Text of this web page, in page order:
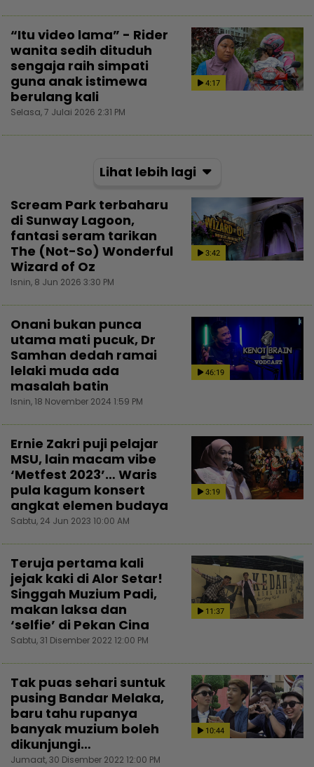
4:17
“Itu video lama” - Rider
wanita sedih dituduh
sengaja raih simpati
guna anak istimewa
berulang kali
Selasa, 7 Julai 2026 2:31 PM
Lihat lebih lagi
3:42
Scream Park terbaharu
di Sunway Lagoon,
fantasi seram tarikan
The (Not-So) Wonderful
Wizard of Oz
Isnin, 8 Jun 2026 3:30 PM
46:19
Onani bukan punca
utama mati pucuk, Dr
Samhan dedah ramai
lelaki muda ada
masalah batin
Isnin, 18 November 2024 1:59 PM
3:19
Ernie Zakri puji pelajar
MSU, lain macam vibe
‘Metfest 2023’… Waris
pula kagum konsert
angkat elemen budaya
Sabtu, 24 Jun 2023 10:00 AM
11:37
Teruja pertama kali
jejak kaki di Alor Setar!
Singgah Muzium Padi,
makan laksa dan
‘selfie’ di Pekan Cina
Sabtu, 31 Disember 2022 12:00 PM
10:44
Tak puas sehari suntuk
pusing Bandar Melaka,
baru tahu rupanya
banyak muzium boleh
dikunjungi…
Jumaat, 30 Disember 2022 12:00 PM